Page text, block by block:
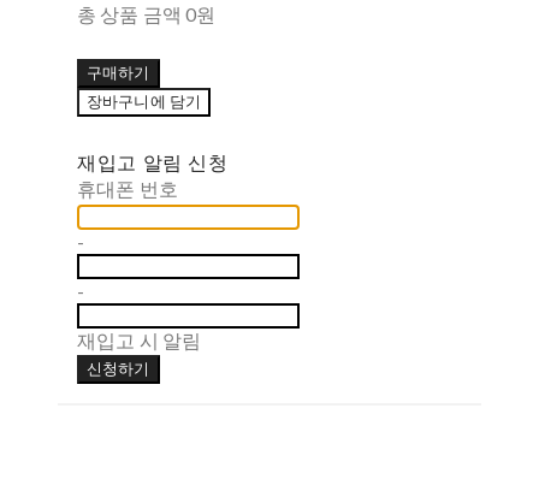
총 상품 금액 0원
구매하기
장바구니에 담기
재입고 알림 신청
휴대폰 번호
-
-
재입고 시 알림
신청하기